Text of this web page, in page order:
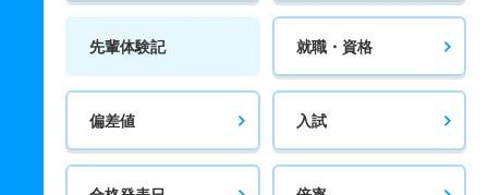
先輩体験記 就職・資格
偏差値 入試